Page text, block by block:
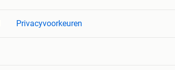
Privacyvoorkeuren